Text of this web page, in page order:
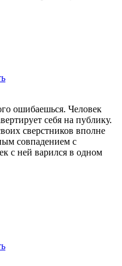
ошибаешься. Человек
себя на публику.
сверстников вполне
совпадением с
с ней варился в одном